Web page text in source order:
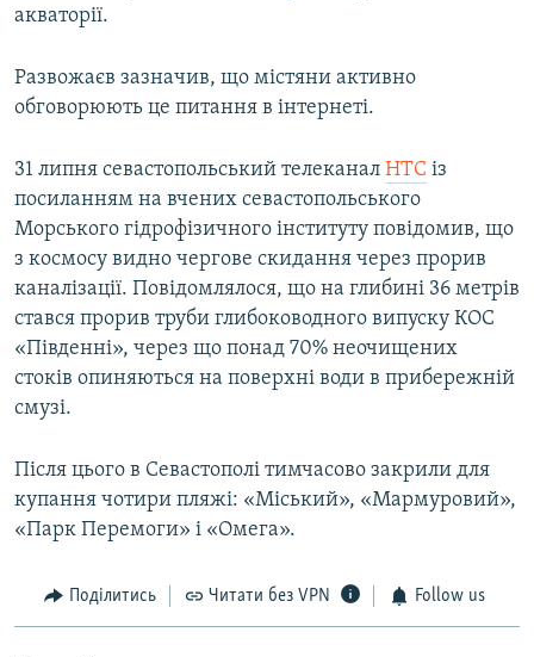
акваторії.
Развожаєв зазначив, що містяни активно
обговорюють це питання в інтернеті.
31 липня севастопольський телеканал НТС із
посиланням на вчених севастопольського
Морського гідрофізичного інституту повідомив, що
з космосу видно чергове скидання через прорив
каналізації. Повідомлялося, що на глибині 36 метрів
стався прорив труби глибоководного випуску КОС
«Південні», через що понад 70% неочищених
стоків опиняються на поверхні води в прибережній
смузі.
Після цього в Севастополі тимчасово закрили для
купання чотири пляжі: «Міський», «Мармуровий»,
«Парк Перемоги» і «Омега».
Поділитись Читати без VPN Follow us